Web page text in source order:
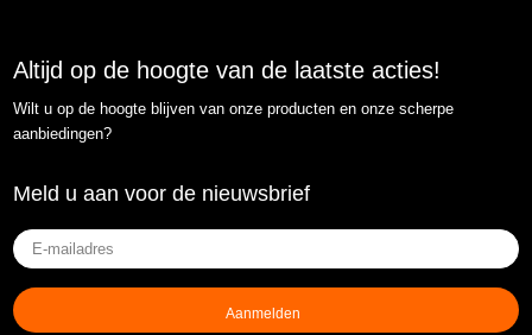
Altijd op de hoogte van de laatste acties!
Wilt u op de hoogte blijven van onze producten en onze scherpe
aanbiedingen?
Meld u aan voor de nieuwsbrief
E-
mailadres
(Vereist)